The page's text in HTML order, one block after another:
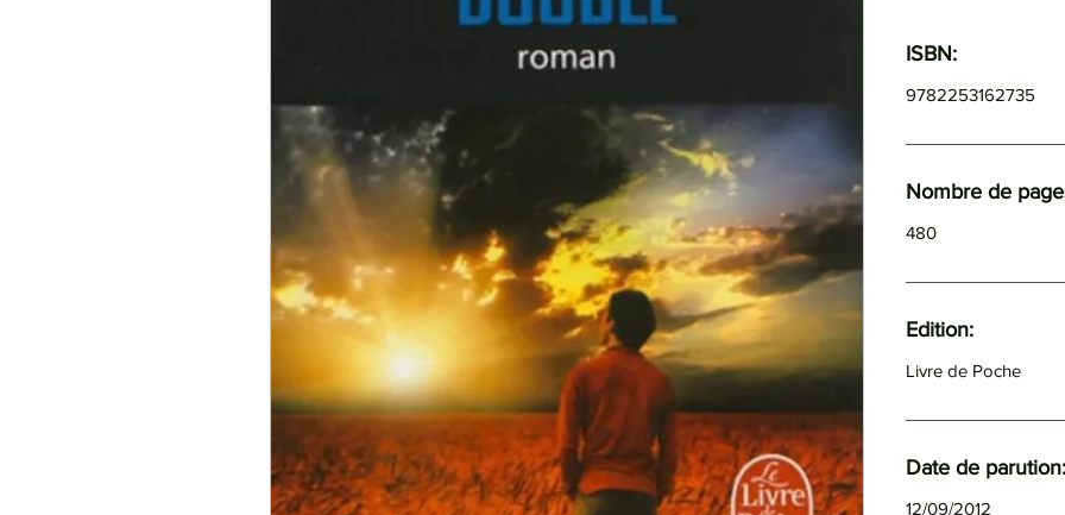
ISBN:
9782253162735
Nombre de
480
Edition:
Livre de Poche
Date de parution:
12/09/2012